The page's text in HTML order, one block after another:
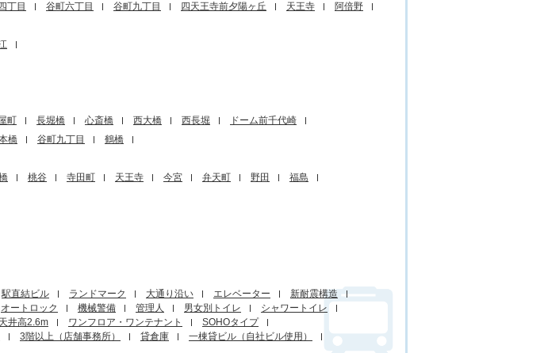
丁目 谷町六丁目 谷町九丁目 四天王寺前夕陽ヶ丘 天王寺
阿倍野
町 長堀橋 心斎橋 西大橋 西長堀
ドーム前千代崎
橋 谷町九丁目
鶴橋
桃谷 寺田町 天王寺 今宮 弁天町 野田 福島
駅直結ビル ランドマーク 大通り沿い エレベーター
新耐震構造
オートロック 機械警備 管理人 男女別トイレ
シャワートイレ
天井高2.6m ワンフロア・ワンテナント
SOHOタイプ
3階以上（店舗事務所） 貸倉庫
一棟貸ビル（自社ビル使用）